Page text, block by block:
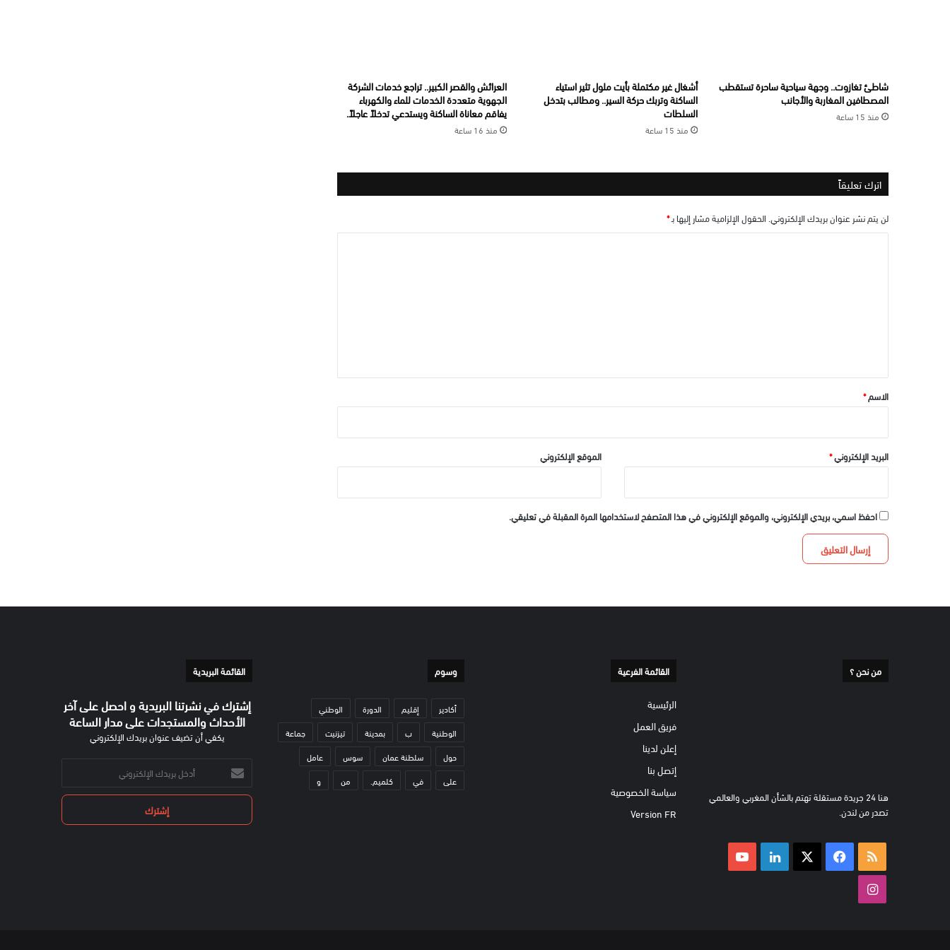
شاطئ تغازوت.. وجهة سياحية ساحرة تستقطب
المصطافين المغاربة والأجانب
منذ 15 ساعة
أشغال غير مكتملة بأيت ملول تثير استياء
الساكنة وتربك حركة السير.. ومطالب بتدخل
السلطات
منذ 15 ساعة
العرائش والقصر الكبير.. تراجع خدمات الشركة
الجهوية متعددة الخدمات للماء والكهرباء
يفاقم معاناة الساكنة ويستدعي تدخلاً عاجلاً.
منذ 16 ساعة
اترك تعليقاً
لن يتم نشر عنوان بريدك الإلكتروني. الحقول الإلزامية مشار إليها بـ*
*الاسم*
البريد الإلكتروني* الموقع الإلكتروني
احفظ اسمي، بريدي الإلكتروني، والموقع الإلكتروني في هذا المتصفح لاستخدامها المرة المقبلة في تعليقي.
من نحن ؟
هنا 24 جريدة مستقلة تهتم بالشأن المغربي والعالمي
تصدر من لندن.
ملخص فيسبوك لينكدإن
القائمة الفرعية
الرئيسية
فريق العمل
إعلن لدينا
إتصل بنا
سياسة الخصوصية
Version FR
وسوم
أكادير إقليم الدورة
الوطني
الوطنية
ب بمدينة تيزنيت
جماعة
حول
سلطنة عمان سوس
عامل
على
في كلميم. من و
القائمة البريدية
إشترك في نشرتنا البريدية و احصل على آخر
الأحداث والمستجدات على مدار الساعة
يكفي أن تضيف عنوان بريدك الإلكتروني
أدخل
بريدك
الإلكتروني